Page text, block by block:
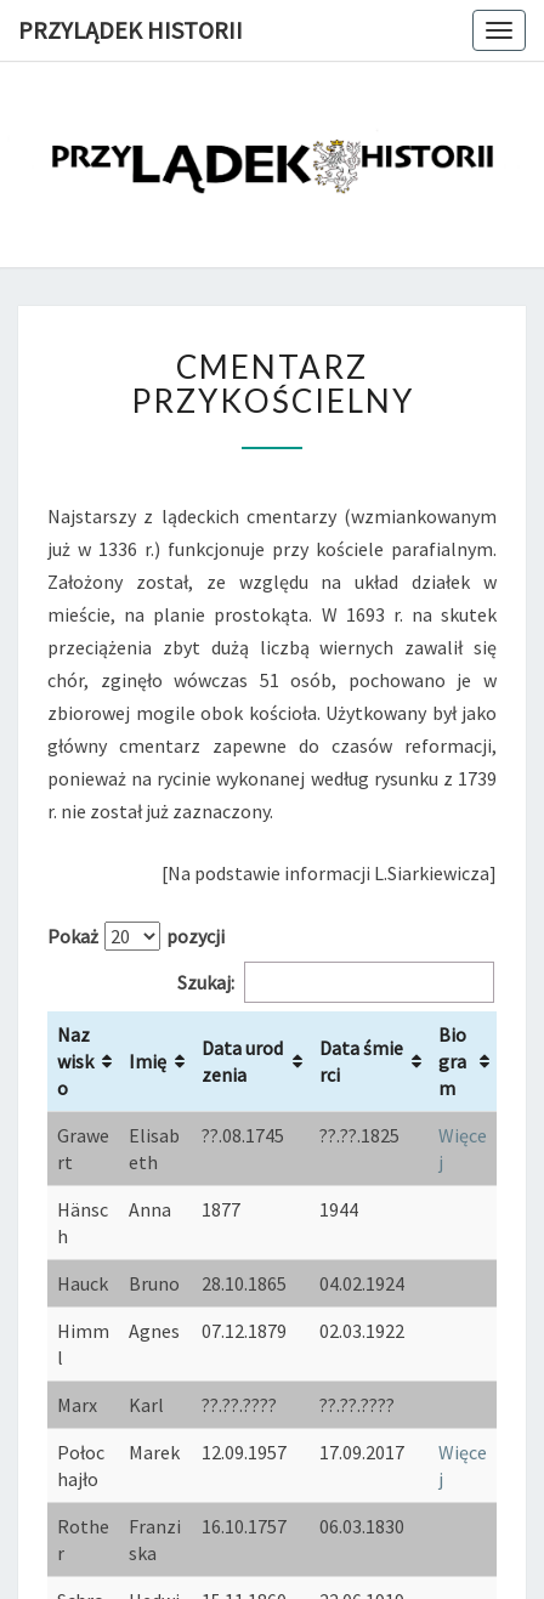
PRZYLĄDEK HISTORII
Witryna
Lądeckiego
PRZYKOŚCIELNY
CMENTARZ
PRZYKOŚCIELNY
Najstarszy z lądeckich cmentarzy (wzmiankowanym
już w 1336 r.) funkcjonuje przy kościele parafialnym.
Założony został, ze względu na układ działek w
mieście, na planie prostokąta. W 1693 r. na skutek
przeciążenia zbyt dużą liczbą wiernych zawalił się
chór, zginęło wówczas 51 osób, pochowano je w
zbiorowej mogile obok kościoła. Użytkowany był jako
główny cmentarz zapewne do czasów reformacji,
ponieważ na rycinie wykonanej według rysunku z 1739
r. nie został już zaznaczony.
[Na podstawie informacji L.Siarkiewicza]
Pokaż
pozycji
Szukaj:
Naz
wisk
o
Imię
Data urod
zenia
Data śmie
rci
Bio
gra
m
Naz
wisk
o
Imię
Data urod
Data śmie
Bio
gra
m
Grawe
rt
Elisab
eth
??.08.1745 ??.??.1825
Więce
j
Hänsc
h
Anna 1877 1944
Hauck Bruno 28.10.1865
04.02.1924
Himm
l
Agnes 07.12.1879 02.03.1922
Marx Karl ??.??.????
??.??.????
Połoc
hajło
Marek 12.09.1957 17.09.2017
Więce
j
Rothe
r
Franzi
ska
16.10.1757 06.03.1830